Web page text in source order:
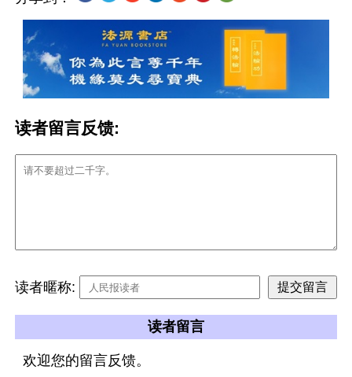
读者留言反馈:
读者暱称:
读者留言
欢迎您的留言反馈。